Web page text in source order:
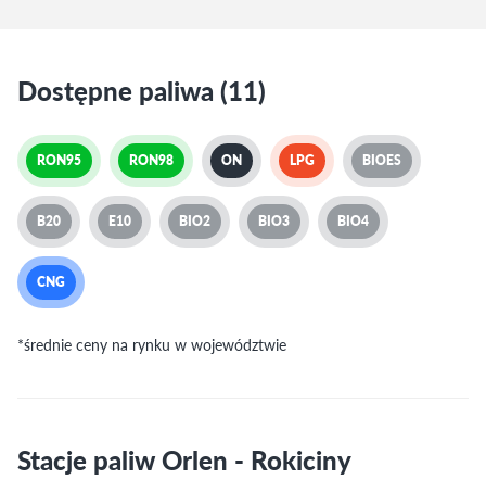
Dostępne paliwa (11)
RON95 RON98 ON LPG BIOES
B20 E10 BIO2 BIO3 BIO4
CNG
*średnie ceny na rynku w województwie
Stacje paliw Orlen - Rokiciny